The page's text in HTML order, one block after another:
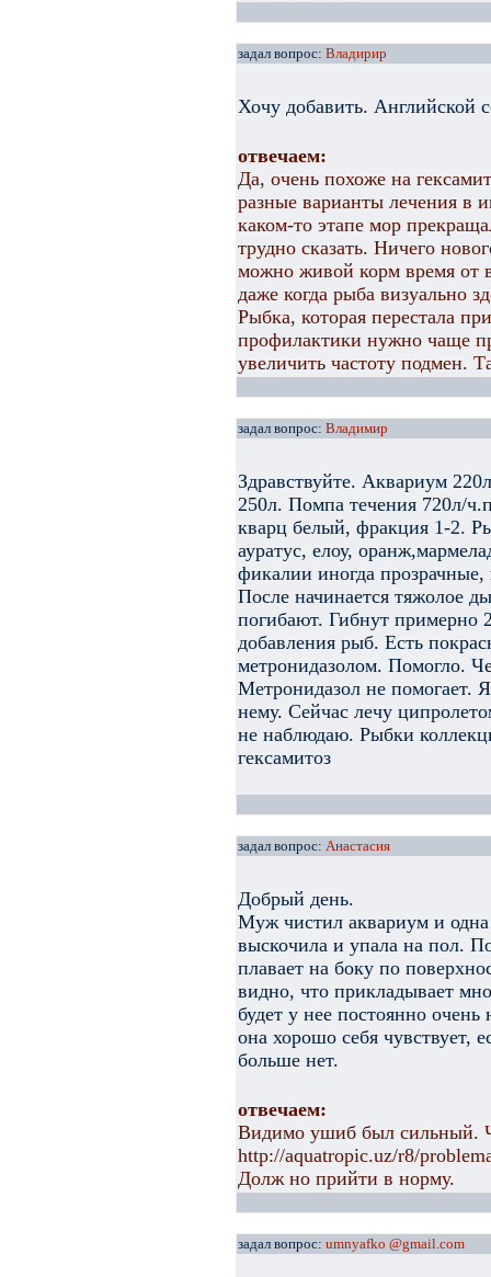
задал вопрос: Владирир
Хочу добавить. Английской
отвечаем:
Да, очень похоже на
разные варианты лечения в
каком-то этапе мор
трудно сказать. Ничего
можно живой корм время от
даже когда рыба визуально
Рыбка, которая перестала
профилактики нужно чаще
увеличить частоту подмен.
задал вопрос: Владимир
Здравствуйте. Аквариум
250л. Помпа течения 720л/
кварц белый, фракция 1-2.
ауратус, елоу,
фикалии иногда
После начинается тяжолое
погибают. Гибнут примерно
добавления рыб. Есть
метронидазолом. Помогло.
Метронидазол не помогает.
нему. Сейчас лечу
не наблюдаю. Рыбки
гексамитоз
задал вопрос: Анастасия
Добрый день.
Муж чистил аквариум и одна
выскочила и упала на пол.
плавает на боку по
видно, что прикладывает
будет у нее постоянно
она хорошо себя чувствует,
больше нет.
отвечаем:
Видимо ушиб был сильный.
http://aquatropic.uz/r8/
Долж но прийти в норму.
задал вопрос: umnyafko @gmail.com